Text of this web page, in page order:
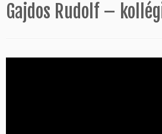
Gajdos Rudolf –